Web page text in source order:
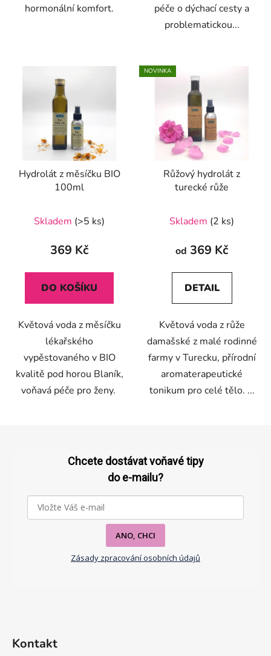
hormonální komfort.
péče o dýchací cesty a
problematickou...
Hydrolát z měsíčku BIO
100ml
Skladem (>5 ks)
369 Kč
DO KOŠÍKU
Květová voda z měsíčku
lékařského
vypěstovaného v BIO
kvalitě pod horou Blaník,
voňavá péče pro ženy.
NOVINKA
Růžový hydrolát z
turecké růže
Skladem (2 ks)
od 369 Kč
DETAIL
Květová voda z růže
damašské z malé rodinné
farmy v Turecku, přírodní
aromaterapeutické
tonikum pro celé tělo. ...
Chcete dostávat voňavé tipy
do e-mailu?
ANO, CHCI
Zásady zpracování osobních údajů
Kontakt